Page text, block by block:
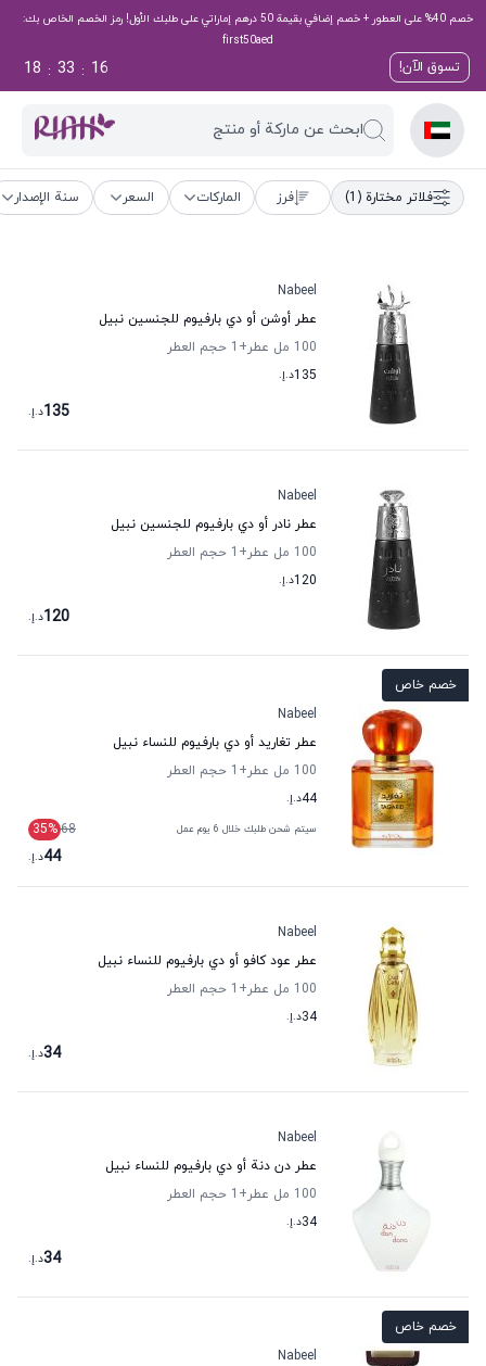
خصم 40% على العطور + خصم إضافي بقيمة 50 درهم إماراتي على طلبك الأول! رمز الخصم الخاص بك:
first50aed
تسوق الآن! 15
:
33
:
18
ابحث عن ماركة أو منتج
فلاتر مختارة (1) فرز الماركات السعر سنة الإصدار
Nabeel
عطر أوشن أو دي بارفيوم للجنسين نبيل
100 مل عطر
+1
حجم العطر
135د.إ.
135د.إ.
Nabeel
عطر نادر أو دي بارفيوم للجنسين نبيل
100 مل عطر
+1
حجم العطر
120د.إ.
120د.إ.
خصم خاص
Nabeel
عطر تغاريد أو دي بارفيوم للنساء نبيل
100 مل عطر
+1
حجم العطر
44د.إ.
سيتم شحن طلبك خلال 6 يوم عمل 68
35%
44د.إ.
Nabeel
عطر عود كافو أو دي بارفيوم للنساء نبيل
100 مل عطر
+1
حجم العطر
34د.إ.
34د.إ.
Nabeel
عطر دن دنة أو دي بارفيوم للنساء نبيل
100 مل عطر
+1
حجم العطر
34د.إ.
34د.إ.
خصم خاص
Nabeel